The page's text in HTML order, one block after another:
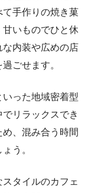
て手作りの焼き菓
いものでひと休
内装や広めの店
ごせます。
いった地域密着型
リラックスでき
、混み合う時間
う。
タイルのカフェ